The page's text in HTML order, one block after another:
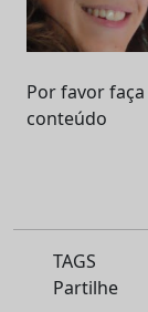
Por favor faça
conteúdo
TAGS
Partilhe